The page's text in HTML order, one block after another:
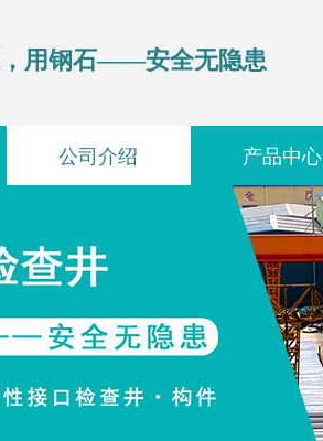
公司介绍 产品中心
用钢石——安全无隐患